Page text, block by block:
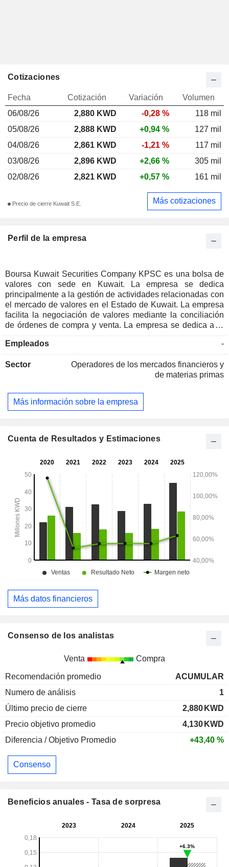
Perfil de la empresa
Boursa Kuwait Securities Company KPSC es una bolsa de
valores con sede en Kuwait. La empresa se dedica
principalmente a la gestión de actividades relacionadas con
el mercado de valores en el Estado de Kuwait. La empresa
facilita la negociación de valores mediante la conciliación
de órdenes de compra y venta. La empresa se dedica a la
ofrece soluciones de procesamiento electrónico de datos y
negociación de valores. La empresa presta servicios de
asesoramiento, estudios de viabilidad económica y
empresa participa en la constitución de sociedades en
Kuwait y en el extranjero. Los segmentos de la empresa
Business Economic and IT Consultancy S.P.C., Kuwait
Empleados -
Sector
Operadores de los mercados financieros y
de materias primas
Más información sobre la empresa
Cotizaciones
Fecha Cotización Variación
Volumen
06/08/26
2,880 KWD -0,28 %
118 mil
05/08/26
2,888 KWD +0,94 %
127 mil
04/08/26
2,861 KWD -1,21 %
117 mil
03/08/26
2,896 KWD +2,66 %
305 mil
02/08/26
2,821 KWD +0,57 % 161 mil
Precio de cierre Kuwait S.E. Más cotizaciones
Cuenta de Resultados y Estimaciones
Más datos financieros
Consenso de los analistas
Venta Compra
Recomendación promedio
ACUMULAR
Numero de análisis
1
Último precio de cierre
2,880 KWD
Precio objetivo promedio
4,130 KWD
Diferencia / Objetivo Promedio
+43,40 %
Consenso
Beneficios anuales - Tasa de sorpresa